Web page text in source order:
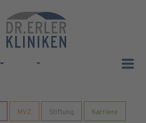
MVZ Stiftung Karriere